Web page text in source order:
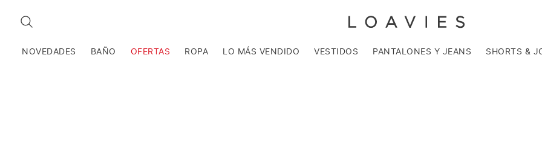
BUSCAR
NOVEDADES BAÑO OFERTAS ROPA LO MÁS VENDIDO VESTIDOS PANTALONES Y JEANS SHORTS &